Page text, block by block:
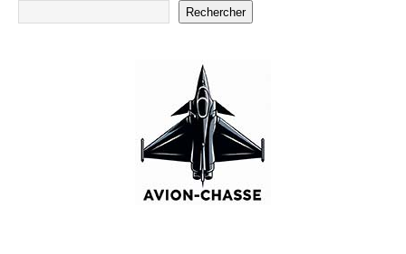
Rechercher